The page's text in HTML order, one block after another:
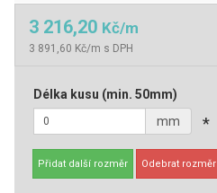
3 216,20 Kč/m
3 891,60 Kč/m s DPH
Délka kusu (min. 50mm)
mm
*
Přidat další rozměr Odebrat rozměr